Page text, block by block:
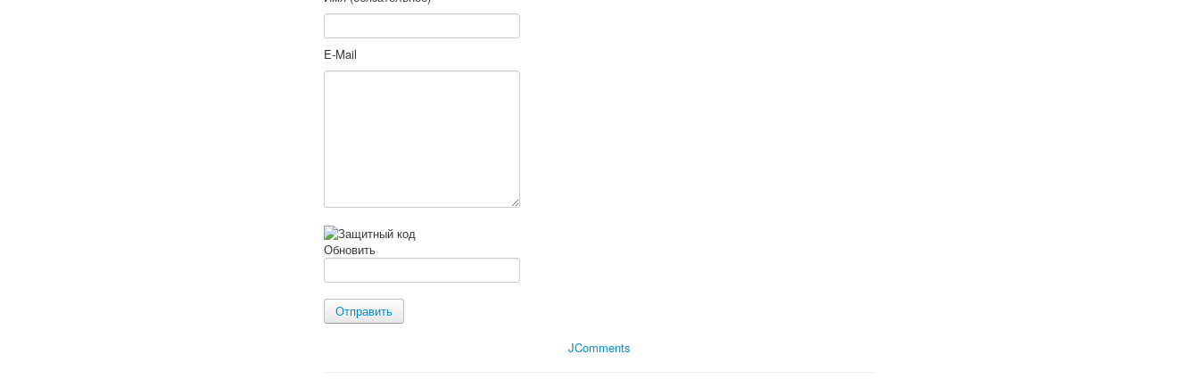
E-Mail
Обновить
Отправить
JComments